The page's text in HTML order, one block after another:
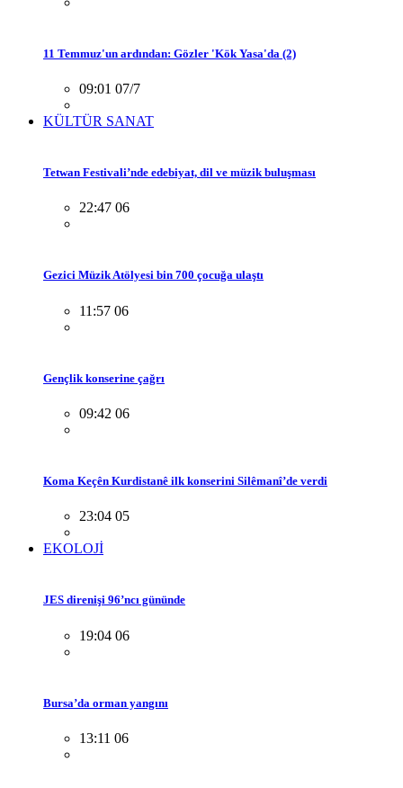
11 Temmuz'un ardından: Gözler 'Kök Yasa'da (2)
09:01 07/7
KÜLTÜR SANAT
Tetwan Festivali’nde edebiyat, dil ve müzik buluşması
22:47 06
Gezici Müzik Atölyesi bin 700 çocuğa ulaştı
11:57 06
Gençlik konserine çağrı
09:42 06
Koma Keçên Kurdistanê ilk konserini Silêmanî’de verdi
23:04 05
EKOLOJİ
JES direnişi 96’ncı gününde
19:04 06
Bursa’da orman yangını
13:11 06